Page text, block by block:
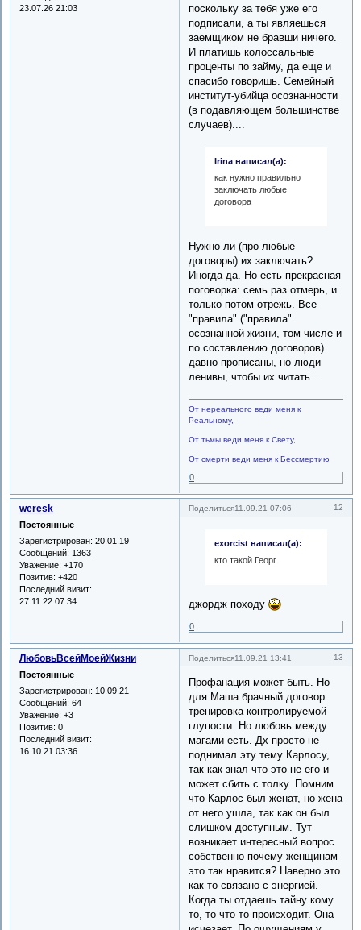
23.07.26 21:03
поскольку за тебя уже его
подписали, а ты являешься
заемщиком не бравши ничего.
И платишь колоссальные
проценты по займу, да еще и
спасибо говоришь. Семейный
институт-убийца осознанности
(в подавляющем большинстве
случаев)....
Irina написал(а):
как нужно правильно
заключать любые
договора
Нужно ли (про любые
договоры) их заключать?
Иногда да. Но есть прекрасная
поговорка: семь раз отмерь, и
только потом отрежь. Все
"правила" ("правила"
осознанной жизни, том числе и
по составлению договоров)
давно прописаны, но люди
ленивы, чтобы их читать....
От нереального веди меня к
Реальному,
От тьмы веди меня к Свету,
От смерти веди меня к Бессмертию
0
Поделиться 12
11.09.21 07:06
weresk
Постоянные
Зарегистрирован: 20.01.19
Сообщений: 1363
Уважение: +170
Позитив: +420
Последний визит:
27.11.22 07:34
exorcist написал(а):
кто такой Георг.
джордж походу
0
Поделиться 13
11.09.21 13:41
ЛюбовьВсейМоейЖизни
Постоянные
Зарегистрирован: 10.09.21
Сообщений: 64
Уважение: +3
Позитив: 0
Последний визит:
16.10.21 03:36
Профанация-может быть. Но
для Маша брачный договор
тренировка контролируемой
глупости. Но любовь между
магами есть. Дх просто не
поднимал эту тему Карлосу,
так как знал что это не его и
может сбить с толку. Помним
что Карлос был женат, но жена
от него ушла, так как он был
слишком доступным. Тут
возникает интересный вопрос
собственно почему женщинам
это так нравится? Наверно это
как то связано с энергией.
Когда ты отдаешь тайну кому
то, то что то происходит. Она